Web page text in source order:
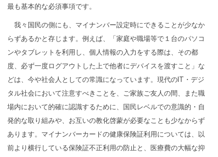
最も基本的な必須事項です。
我々国民の側にも、マイナンバー設定時にできることが少なか
らずあるかと存じます。例えば、「家庭や職場等で１台のパソコ
ンやタブレットを利用し、個人情報の入力をする際は、その都
度、必ず一度ログアウトした上で他者にデバイスを渡すこと」な
どは、今や社会人としての常識になっています。現代の IT ・デジ
タル社会において注意すべきことを、ご家族ご友人の間、また職
場内において的確に認識するために、国民レベルでの意識的・自
発的な取り組みや、お互いの教化啓蒙が必要なことも少なからず
あります。マイナンバーカードの健康保険証利用については、以
前より横行している保険証不正利用の防止と、医療費の大幅な抑